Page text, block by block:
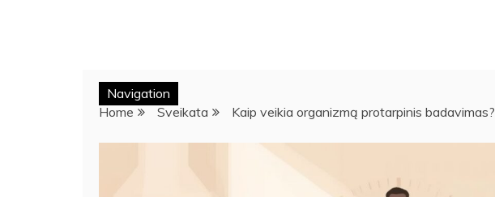
Navigation
Home
Sveikata Kaip veikia organizmą protarpinis badavimas?